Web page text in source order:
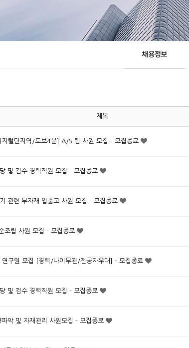
채용정보
제목
털단지역/도보4분] A/S 팀 사원 모집 - 모집종료
및 검수 경력직원 모집 - 모집종료
관련 부자재 입출고 사원 모집 - 모집종료
조립 사원 모집 - 모집종료
연구원 모집 [경력/나이무관/전공자우대] - 모집종료
및 검수 경력직원 모집 - 모집종료
악 및 자재관리 사원모집 - 모집종료